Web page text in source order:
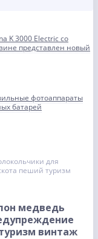
K 3000 Electric со
представлен новый
фотоаппараты
батарей
для
пеший туризм
медведь
винтаж